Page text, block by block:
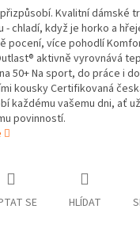
Kvalitní dámské
- chladí, když je horko a
pocení, více pohodlí
aktivně vyrovnává
50+ Na sport, do práce i
kousky Certifikovaná
každému vašemu dni, ať
povinností.
SE HLÍDAT